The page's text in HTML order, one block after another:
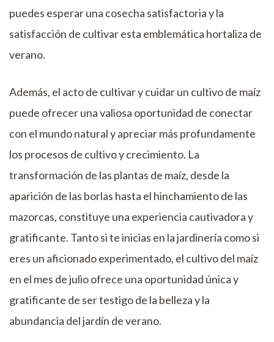
puedes esperar una cosecha satisfactoria y la
satisfacción de cultivar esta emblemática hortaliza de
verano.
Además, el acto de cultivar y cuidar un cultivo de maíz
puede ofrecer una valiosa oportunidad de conectar
con el mundo natural y apreciar más profundamente
los procesos de cultivo y crecimiento. La
transformación de las plantas de maíz, desde la
aparición de las borlas hasta el hinchamiento de las
mazorcas, constituye una experiencia cautivadora y
gratificante. Tanto si te inicias en la jardinería como si
eres un aficionado experimentado, el cultivo del maíz
en el mes de julio ofrece una oportunidad única y
gratificante de ser testigo de la belleza y la
abundancia del jardín de verano.